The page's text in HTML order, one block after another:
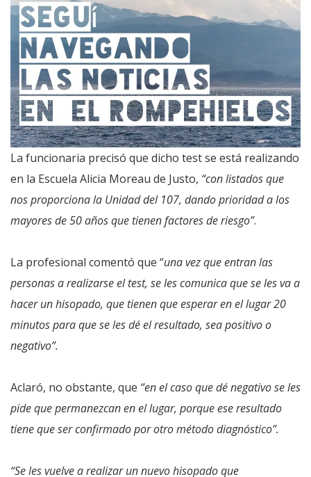
La funcionaria precisó que dicho test se está realizando
en la Escuela Alicia Moreau de Justo, “con listados que
nos proporciona la Unidad del 107, dando prioridad a los
mayores de 50 años que tienen factores de riesgo”.
La profesional comentó que “una vez que entran las
personas a realizarse el test, se les comunica que se les va a
hacer un hisopado, que tienen que esperar en el lugar 20
minutos para que se les dé el resultado, sea positivo o
negativo”.
Aclaró, no obstante, que “en el caso que dé negativo se les
pide que permanezcan en el lugar, porque ese resultado
tiene que ser confirmado por otro método diagnóstico”.
“Se les vuelve a realizar un nuevo hisopado que